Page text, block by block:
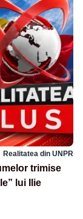
Realitatea din UNPR
trimise
lui Ilie